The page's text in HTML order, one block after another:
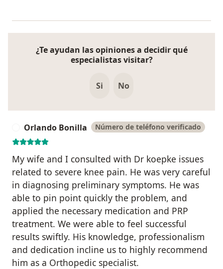
¿Te ayudan las opiniones a decidir qué
especialistas visitar?
Si No
Orlando Bonilla Número de teléfono verificado
My wife and I consulted with Dr koepke issues
related to severe knee pain. He was very careful
in diagnosing preliminary symptoms. He was
able to pin point quickly the problem, and
applied the necessary medication and PRP
treatment. We were able to feel successful
results swiftly. His knowledge, professionalism
and dedication incline us to highly recommend
him as a Orthopedic specialist.